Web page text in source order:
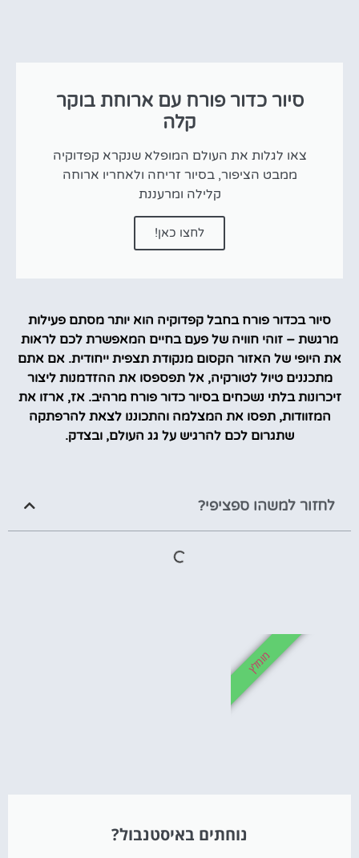
סיור כדור פורח עם ארוחת בוקר
קלה
צאו לגלות את העולם המופלא שנקרא קפדוקיה
ממבט הציפור, בסיור זריחה ולאחריו ארוחה
קלילה ומרעננת
לחצו כאן!
סיור בכדור פורח בחבל קפדוקיה הוא יותר מסתם פעילות
מרגשת – זוהי חוויה של פעם בחיים המאפשרת לכם לראות
את היופי של האזור הקסום מנקודת תצפית ייחודית. אם אתם
מתכננים טיול לטורקיה, אל תפספסו את ההזדמנות ליצור
זיכרונות בלתי נשכחים בסיור כדור פורח מרהיב. אז, ארזו את
המזוודות, תפסו את המצלמה והתכוננו לצאת להרפתקה
שתגרום לכם להרגיש על גג העולם, ובצדק.
לחזור למשהו ספציפי?
נוחתים באיסטנבול?
מומלץ